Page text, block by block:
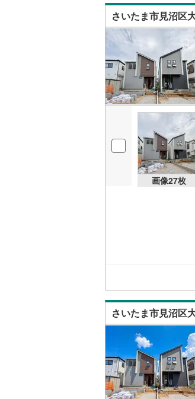
さいたま市見沼区
画像27枚
さいたま市見沼区
該当物件0
該当物件0
該当物件0
該当物件0
該当物件0
該当物件0